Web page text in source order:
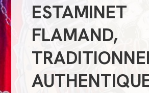
ESTAMINET
FLAMAND,